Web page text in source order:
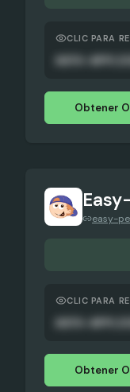
CLIC PARA
Obtener
easy-
CLIC PARA
Obtener